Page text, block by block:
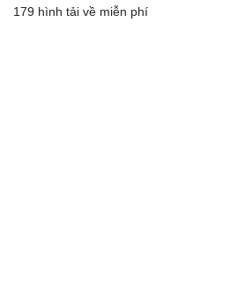
179 hình tải về miễn phí